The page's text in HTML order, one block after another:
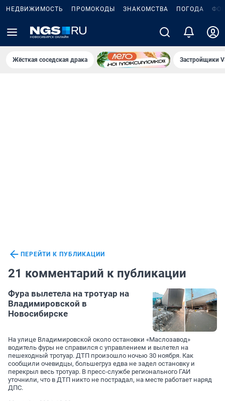
НЕДВИЖИМОСТЬ ПРОМОКОДЫ ЗНАКОМСТВА ПОГОДА
Жёсткая соседская драка Застройщики
ПЕРЕЙТИ К ПУБЛИКАЦИИ
21 комментарий к публикации
Фура вылетела на тротуар на
Владимировской в
Новосибирске
На улице Владимировской около остановки «Маслозавод»
водитель фуры не справился с управлением и вылетел на
пешеходный тротуар. ДТП произошло ночью 30 ноября. Как
сообщили очевидцы, большегруз едва не задел остановку и
перекрыл весь тротуар. В пресс-службе регионального ГАИ
уточнили, что в ДТП никто не пострадал, на месте работает наряд
ДПС.